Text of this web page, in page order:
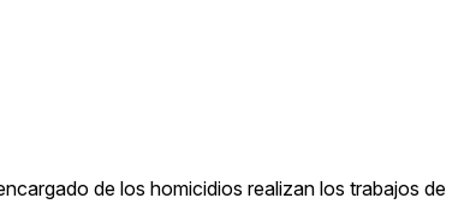
de los homicidios realizan los trabajos de